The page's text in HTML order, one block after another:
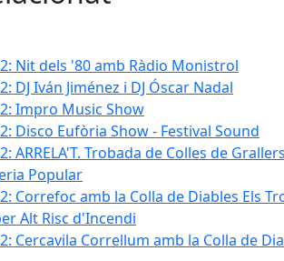
Nit dels '80 amb Ràdio Monistrol
DJ Iván Jiménez i DJ Óscar Nadal
Impro Music Show
Disco Eufòria Show - Festival Sound
ARRELA'T. Trobada de Colles de
Popular
Correfoc amb la Colla de Diables Els
Alt Risc d'Incendi
Cercavila Correllum amb la Colla de